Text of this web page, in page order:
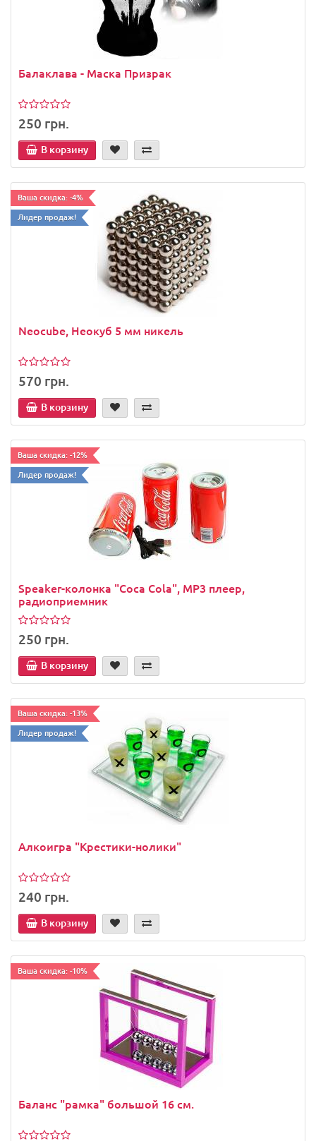
Балаклава - Маска Призрак
250 грн.
В корзину
Ваша скидка: -4%
Лидер продаж!
Neocube, Неокуб 5 мм никель
570 грн.
В корзину
Ваша скидка: -12%
Лидер продаж!
Speaker-колонка "Coca Cola", МР3 плеер,
радиоприемник
250 грн.
В корзину
Ваша скидка: -13%
Лидер продаж!
Алкоигра "Крестики-нолики"
240 грн.
В корзину
Ваша скидка: -10%
Баланс "рамка" большой 16 см.